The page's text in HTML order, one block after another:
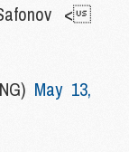
Safonov <
May 13,